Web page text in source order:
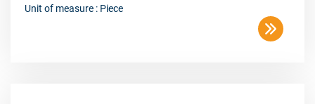
Unit of measure : Piece